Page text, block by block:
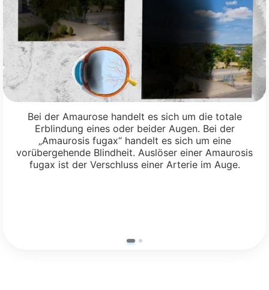
Bei der Amaurose handelt es sich um die totale
Erblindung eines oder beider Augen. Bei der
„Amaurosis fugax“ handelt es sich um eine
vorübergehende Blindheit. Auslöser einer Amaurosis
fugax ist der Verschluss einer Arterie im Auge.